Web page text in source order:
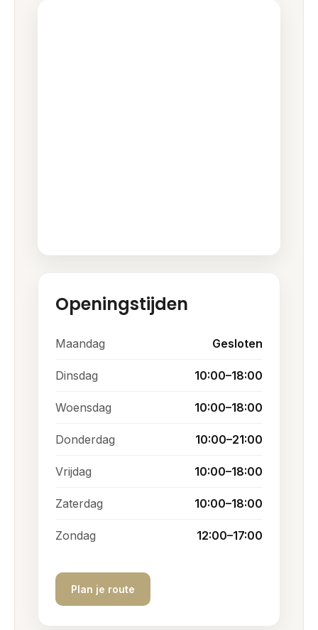
Openingstijden
Maandag Gesloten
Dinsdag 10:00–18:00
Woensdag 10:00–18:00
Donderdag 10:00–21:00
Vrijdag 10:00–18:00
Zaterdag 10:00–18:00
Zondag 12:00–17:00
Plan je route